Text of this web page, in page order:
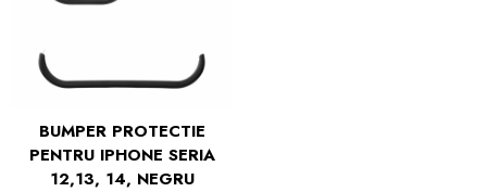
BUMPER PROTECTIE
PENTRU IPHONE SERIA
12,13, 14, NEGRU